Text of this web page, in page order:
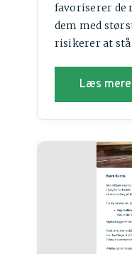
favoriserer de
dem med
risikerer at stå
Læs mere